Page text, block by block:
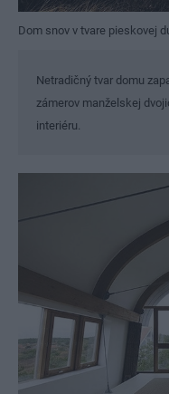
Dom snov v tvare pieskovej
Netradičný tvar domu
zámerov manželskej
interiéru.